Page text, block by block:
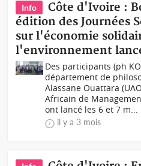
Info
Côte d'Ivoire :
édition des Journées
sur l'économie
l'environnement
Des participants (ph
département de
Alassane Ouattara
Africain de
ont lancé les 6 et 7 m...
il y a 3 mois